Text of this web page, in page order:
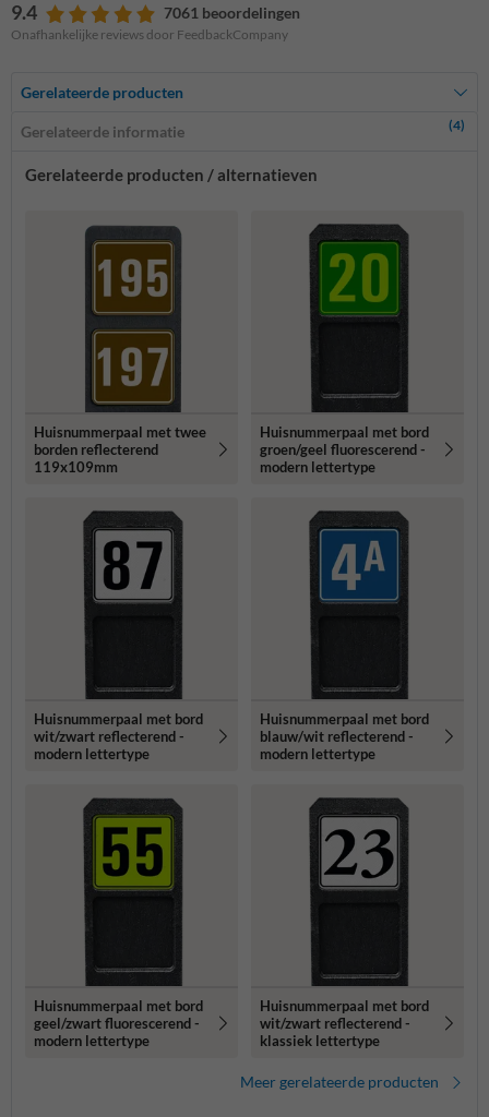
9.4 7061 beoordelingen
Onafhankelijke reviews door FeedbackCompany
Gerelateerde producten
Gerelateerde informatie (4)
Gerelateerde producten / alternatieven
Huisnummerpaal met twee
borden reflecterend
119x109mm
Huisnummerpaal met bord
groen/geel fluorescerend -
modern lettertype
Huisnummerpaal met bord
wit/zwart reflecterend -
modern lettertype
Huisnummerpaal met bord
blauw/wit reflecterend -
modern lettertype
Huisnummerpaal met bord
geel/zwart fluorescerend -
modern lettertype
Huisnummerpaal met bord
wit/zwart reflecterend -
klassiek lettertype
Meer gerelateerde producten